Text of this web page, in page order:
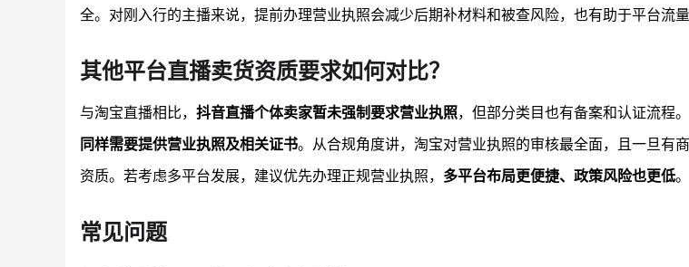
全。对刚入行的主播来说，提前办理营业执照会减少后期补材料和被查风险，也有助于平台流量
其他平台直播卖货资质要求如何对比？
与淘宝直播相比， 抖音直播个体卖家暂未强制要求营业执照，但部分类目也有备案和认证流程
同样需要提供营业执照及相关证书。从合规角度讲，淘宝对营业执照的审核最全面，且一旦有
资质。若考虑多平台发展，建议优先办理正规营业执照， 多平台布局更便捷、政策风险也更低。
常见问题